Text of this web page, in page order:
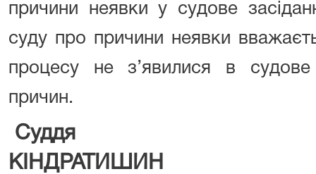
причини неявки у судове
суду про причини неявки
процесу не з’явилися в
причин.
Суддя
КІНДРАТИШИН